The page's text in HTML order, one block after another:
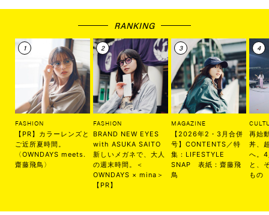
RANKING
FASHION
【PR】カラーレンズと
ご近所夏時間。
〈OWNDAYS meets.
齋藤飛鳥〉
FASHION
BRAND NEW EYES
with ASUKA SAITO
新しいメガネで、大人
の週末時間。＜
OWNDAYS × mina＞
【PR】
MAGAZINE
【2026年2・3月合併
号】CONTENTS／特
集：LIFESTYLE
SNAP 表紙：齋藤飛
鳥
再始
丼、
へ。
と、
もの